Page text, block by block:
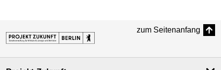
zum Seitenanfang